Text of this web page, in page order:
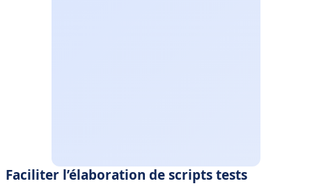
Faciliter l’élaboration de scripts tests